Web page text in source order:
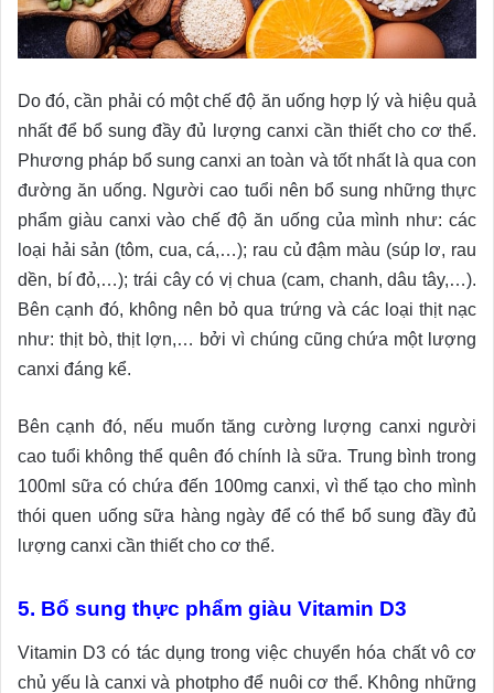
Do đó, cần phải có một chế độ ăn uống hợp lý và hiệu quả
nhất để bổ sung đầy đủ lượng canxi cần thiết cho cơ thể.
Phương pháp bổ sung canxi an toàn và tốt nhất là qua con
đường ăn uống. Người cao tuổi nên bổ sung những thực
phẩm giàu canxi vào chế độ ăn uống của mình như: các
loại hải sản (tôm, cua, cá,…); rau củ đậm màu (súp lơ, rau
dền, bí đỏ,…); trái cây có vị chua (cam, chanh, dâu tây,…).
Bên cạnh đó, không nên bỏ qua trứng và các loại thịt nạc
như: thịt bò, thịt lợn,… bởi vì chúng cũng chứa một lượng
canxi đáng kể.
Bên cạnh đó, nếu muốn tăng cường lượng canxi người
cao tuổi không thể quên đó chính là sữa. Trung bình trong
100ml sữa có chứa đến 100mg canxi, vì thế tạo cho mình
thói quen uống sữa hàng ngày để có thể bổ sung đầy đủ
lượng canxi cần thiết cho cơ thể.
5. Bổ sung thực phẩm giàu Vitamin D3
Vitamin D3 có tác dụng trong việc chuyển hóa chất vô cơ
chủ yếu là canxi và photpho để nuôi cơ thể. Không những